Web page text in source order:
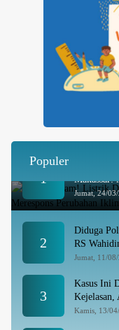
Populer
1
Makassar:
Jumat, 24/
2
Diduga
RS
Jumat, 11/
3
Kasus Ini
Kejelasan,
Kamis, 13/